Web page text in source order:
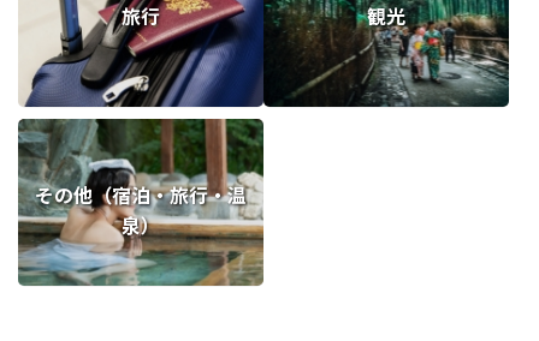
旅行 観光
その他（宿泊・旅行・温
泉）